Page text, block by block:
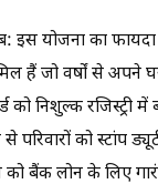
इस योजना का
हैं जो वर्षों से
को निशुल्क रजिस्ट्री में
परिवारों को स्टांप
को बैंक लोन के लिए